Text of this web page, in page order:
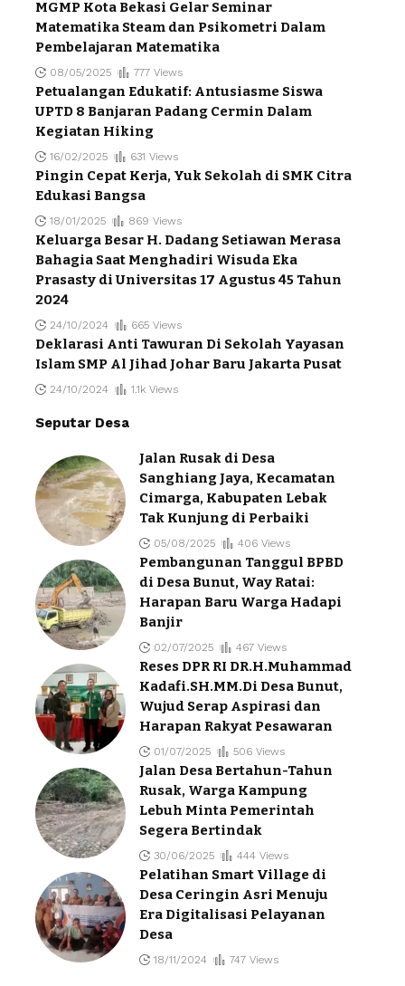
MGMP Kota Bekasi Gelar Seminar
Matematika Steam dan Psikometri Dalam
Pembelajaran Matematika
08/05/2025 777 Views
Petualangan Edukatif: Antusiasme Siswa
UPTD 8 Banjaran Padang Cermin Dalam
Kegiatan Hiking
16/02/2025 631 Views
Pingin Cepat Kerja, Yuk Sekolah di SMK Citra
Edukasi Bangsa
18/01/2025 869 Views
Keluarga Besar H. Dadang Setiawan Merasa
Bahagia Saat Menghadiri Wisuda Eka
Prasasty di Universitas 17 Agustus 45 Tahun
2024
24/10/2024 665 Views
Deklarasi Anti Tawuran Di Sekolah Yayasan
Islam SMP Al Jihad Johar Baru Jakarta Pusat
24/10/2024 1.1k Views
Seputar Desa
Jalan Rusak di Desa
Sanghiang Jaya, Kecamatan
Cimarga, Kabupaten Lebak
Tak Kunjung di Perbaiki
05/08/2025 406 Views
Pembangunan Tanggul BPBD
di Desa Bunut, Way Ratai:
Harapan Baru Warga Hadapi
Banjir
02/07/2025 467 Views
Reses DPR RI DR.H.Muhammad
Kadafi.SH.MM.Di Desa Bunut,
Wujud Serap Aspirasi dan
Harapan Rakyat Pesawaran
01/07/2025 506 Views
Jalan Desa Bertahun-Tahun
Rusak, Warga Kampung
Lebuh Minta Pemerintah
Segera Bertindak
30/06/2025 444 Views
Pelatihan Smart Village di
Desa Ceringin Asri Menuju
Era Digitalisasi Pelayanan
Desa
18/11/2024 747 Views